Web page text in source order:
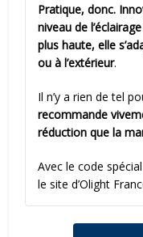
Pratique, donc.
niveau de
plus haute, elle
ou à l’extérieur.
Il n’y a rien de tel
recommande
réduction que la
Avec le code
le site d’Olight